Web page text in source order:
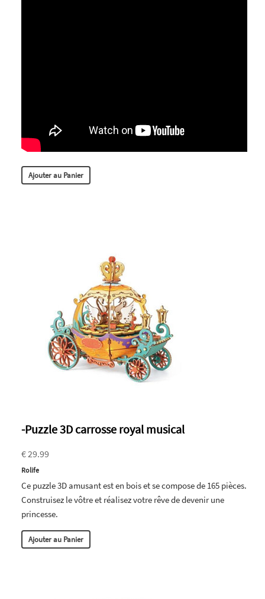
Ajouter au Panier
-Puzzle 3D carrosse royal musical
€ 29.99
Rolife
Ce puzzle 3D amusant est en bois et se compose de 165 pièces.
Construisez le vôtre et réalisez votre rêve de devenir une
princesse.
Ajouter au Panier